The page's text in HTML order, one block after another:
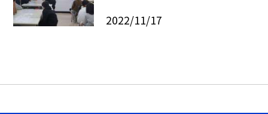
2022/11/17